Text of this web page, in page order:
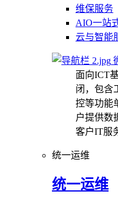
维保服务
AIO一站
云与智能
面向ICT
闭，包含
控等功能
户提供数
客户IT服
统一运维
统一运维